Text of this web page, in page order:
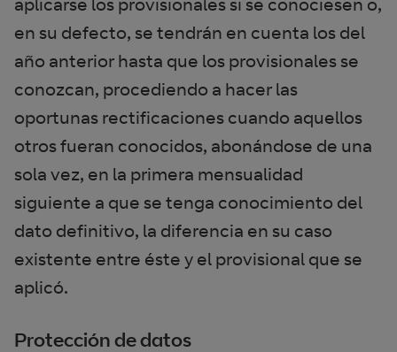
en su defecto, se tendrán en cuenta los del
año anterior hasta que los provisionales se
conozcan, procediendo a hacer las
oportunas rectificaciones cuando aquellos
otros fueran conocidos, abonándose de una
sola vez, en la primera mensualidad
siguiente a que se tenga conocimiento del
dato definitivo, la diferencia en su caso
existente entre éste y el provisional que se
aplicó.
Protección de datos